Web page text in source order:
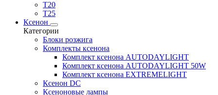
T20
T25
Ксенон
Категории
Блоки розжига
Комплекты ксенона
Комплект ксенона AUTODAYLIGHT
Комплект ксенона AUTODAYLIGHT 50W
Комплект ксенона EXTREMELIGHT
Ксенон DC
Ксеноновые лампы